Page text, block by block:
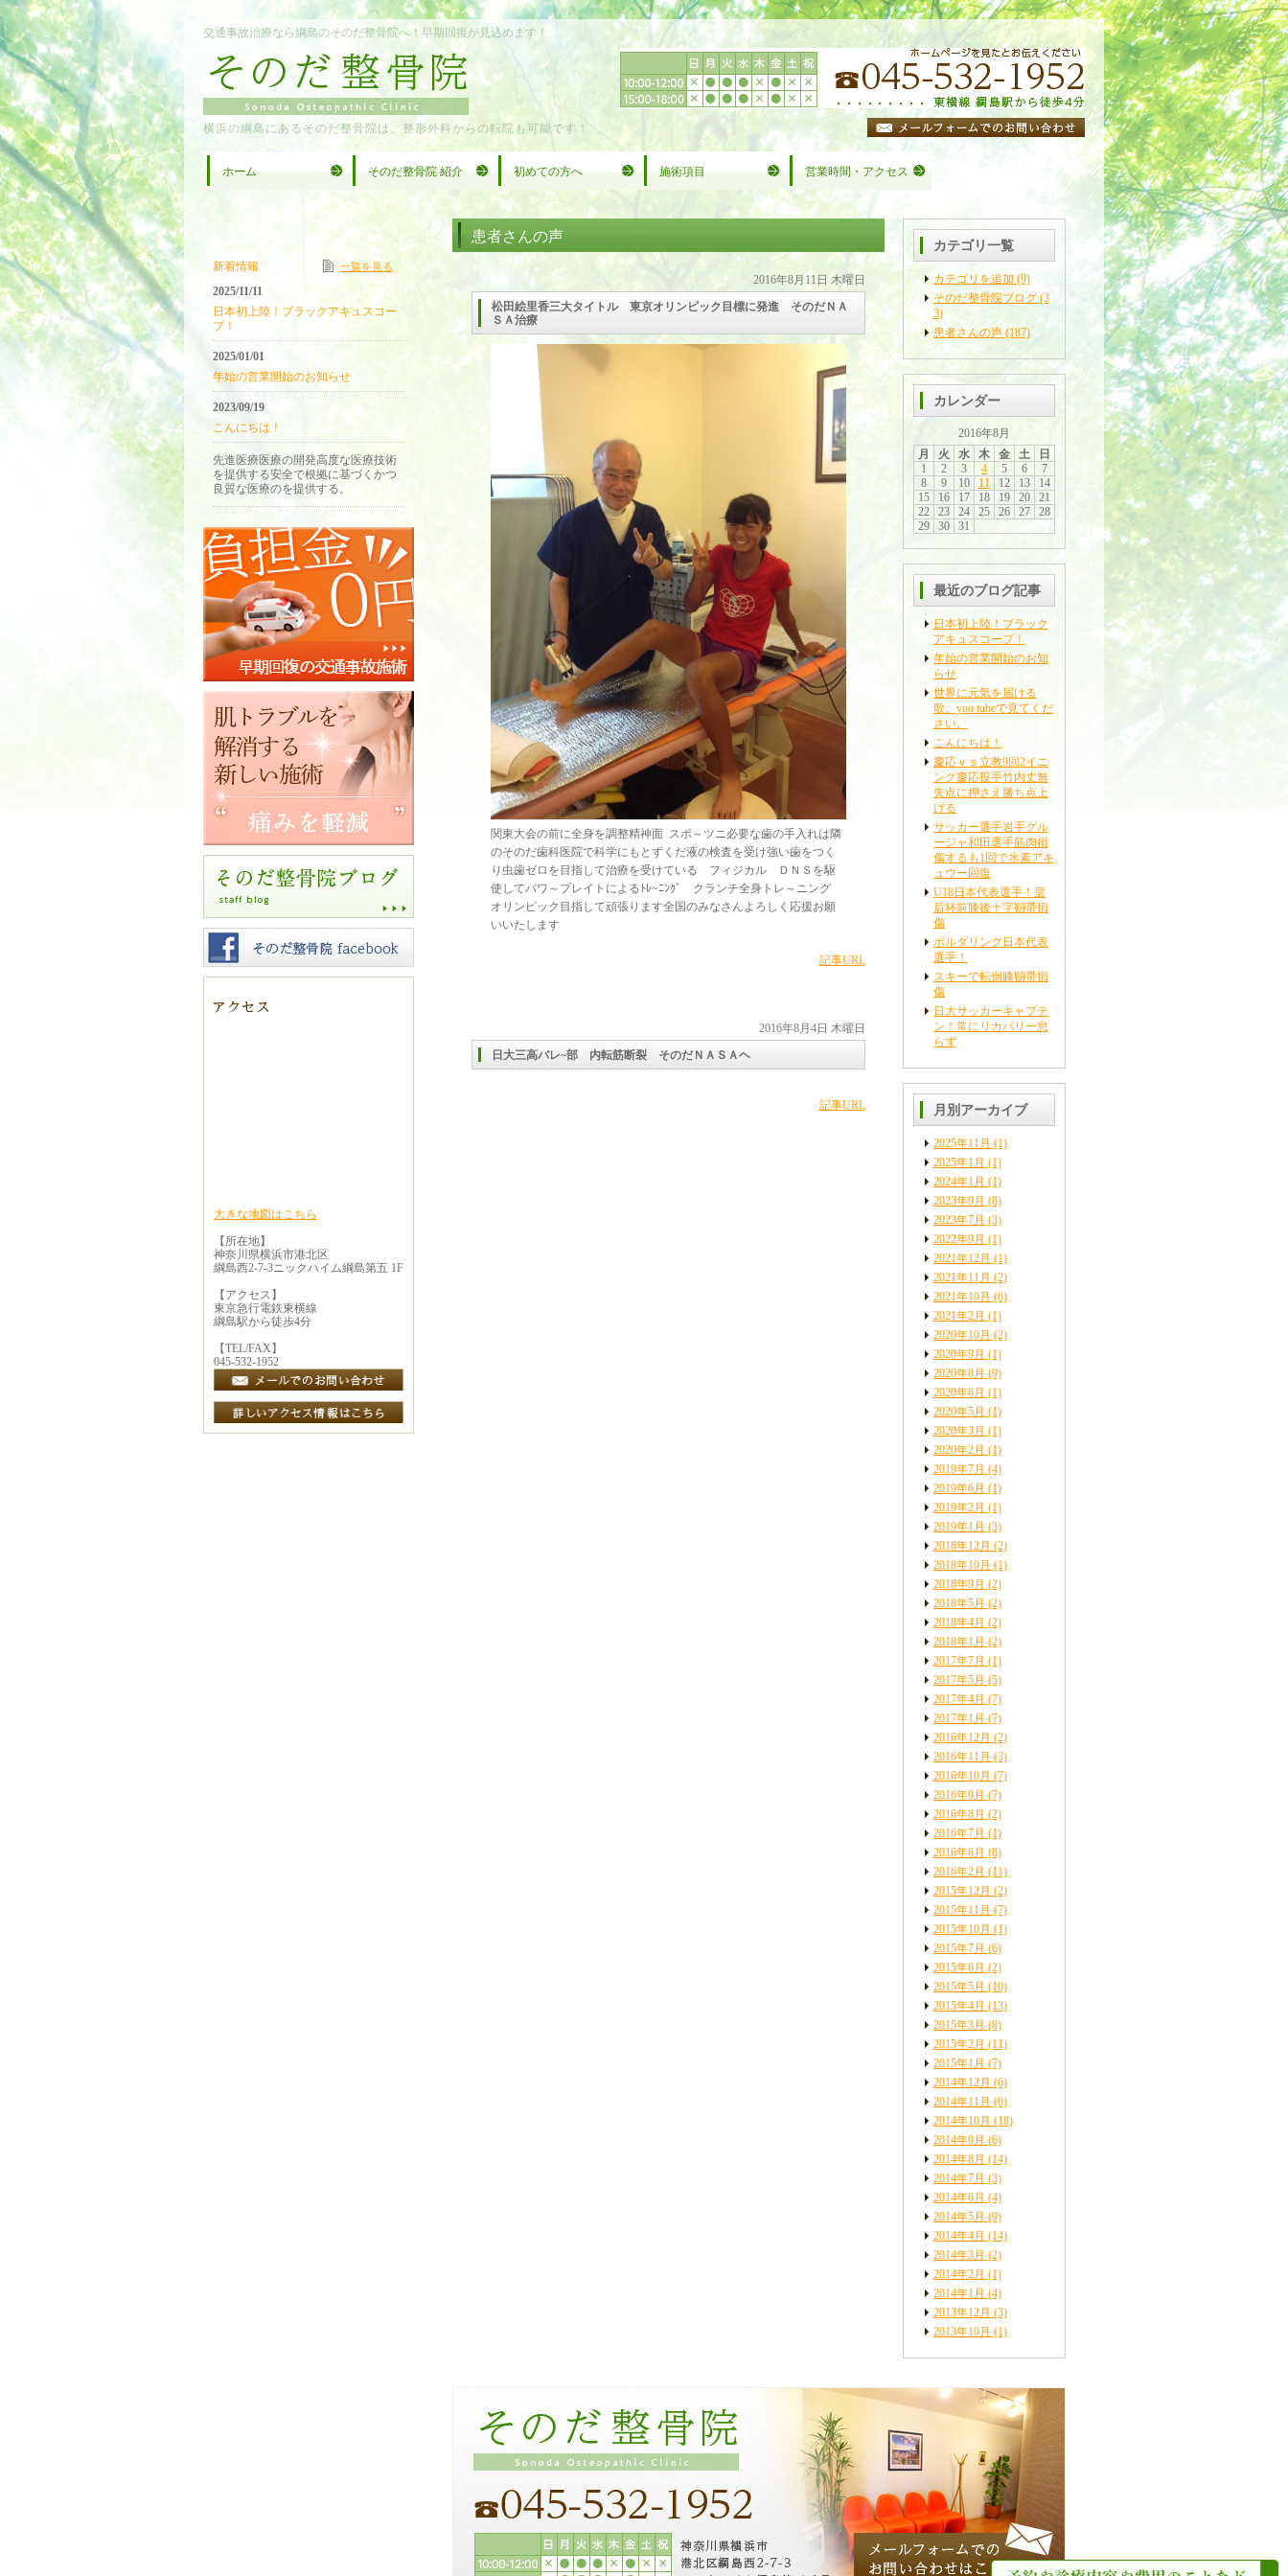
交通事故治療なら綱島のそのだ整骨院へ！早期回復が見込めます！
横浜の綱島にあるそのだ整骨院は、整形外科からの転院も可能です！
ホーム そのだ整骨院 紹介 初めての方へ 施術項目 営業時間・アクセス
患者さんの声
2016年8月11日 木曜日
松田絵里香三大タイトル 東京オリンピック目標に発進 そのだＮＡ
ＳＡ治療
関東大会の前に全身を調整精神面 スポ～ツニ必要な歯の手入れは隣
のそのだ歯科医院で科学にもとずくだ液の検査を受け強い歯をつく
り虫歯ゼロを目指して治療を受けている フィジカル ＤＮＳを駆
使してパワ～プレイトによるﾄﾚ~ﾆﾝｸﾞ クランチ全身トレ～ニング
オリンピック目指して頑張ります全国のみなさんよろしく応援お願
いいたします
記事URL
2016年8月4日 木曜日
日大三高バレ~部 内転筋断裂 そのだＮＡＳＡヘ
記事URL
カテゴリ一覧
カテゴリを追加 (9)
そのだ整骨院ブログ (3
3)
患者さんの声 (187)
カレンダー
2016年8月
月
火 水 木 金 土
日
1
2 3 4 5 6
7
8
9 10 11 12 13
14
15
16 17 18 19 20
21
22
23 24 25 26 27
28
29
30 31
最近のブログ記事
日本初上陸！ブラック
アキュスコープ！
年始の営業開始のお知
らせ
世界に元気を届ける
歌。you tubeで見てくだ
さい。
こんにちは！
慶応ｖｓ立教9回2イニ
ング慶応投手竹内丈無
失点に押さえ勝ち点上
げる
サッカー選手岩手グル
ージャ和田選手筋肉損
傷するも1回で水素アキ
ュウー回復
U18日本代表選手！皇
后杯前膝後十字靱帯損
傷
ボルダリング日本代表
選手！
スキーで転倒膝靱帯損
傷
日大サッカーキャプテ
ン！常にリカバリー怠
らず
月別アーカイブ
2025年11月 (1)
2025年1月 (1)
2024年1月 (1)
2023年9月 (8)
2023年7月 (3)
2022年9月 (1)
2021年12月 (1)
2021年11月 (2)
2021年10月 (6)
2021年2月 (1)
2020年10月 (2)
2020年9月 (1)
2020年8月 (9)
2020年6月 (1)
2020年5月 (1)
2020年3月 (1)
2020年2月 (1)
2019年7月 (4)
2019年6月 (1)
2019年2月 (1)
2019年1月 (3)
2018年12月 (2)
2018年10月 (1)
2018年9月 (2)
2018年5月 (2)
2018年4月 (2)
2018年1月 (2)
2017年7月 (1)
2017年5月 (5)
2017年4月 (7)
2017年1月 (7)
2016年12月 (2)
2016年11月 (3)
2016年10月 (7)
2016年9月 (7)
2016年8月 (2)
2016年7月 (1)
2016年6月 (8)
2016年2月 (11)
2015年12月 (2)
2015年11月 (7)
2015年10月 (1)
2015年7月 (6)
2015年6月 (2)
2015年5月 (10)
2015年4月 (13)
2015年3月 (8)
2015年2月 (11)
2015年1月 (7)
2014年12月 (6)
2014年11月 (6)
2014年10月 (18)
2014年9月 (6)
2014年8月 (14)
2014年7月 (3)
2014年6月 (4)
2014年5月 (9)
2014年4月 (14)
2014年3月 (2)
2014年2月 (1)
2014年1月 (4)
2013年12月 (3)
2013年10月 (1)
新着情報 一覧を見る
2025/11/11
日本初上陸！ブラックアキュスコー
プ！
2025/01/01
年始の営業開始のお知らせ
2023/09/19
こんにちは！
先進医療医療の開発高度な医療技術
を提供する安全で根拠に基づくかつ
良質な医療のを提供する。
大きな地図はこちら
【所在地】
神奈川県横浜市港北区
綱島西2-7-3ニックハイム綱島第五 1F
【アクセス】
東京急行電鉄東横線
綱島駅から徒歩4分
【TEL/FAX】
045-532-1952